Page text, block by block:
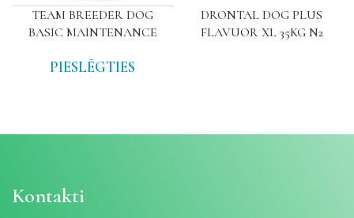
TEAM BREEDER DOG
BASIC MAINTENANCE
PIESLĒGTIES
DRONTAL DOG PLUS
FLAVUOR XL 35KG N2
Kontakti